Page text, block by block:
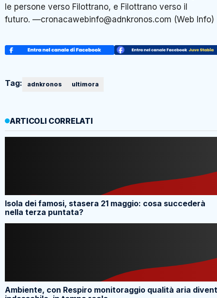
le persone verso Filottrano, e Filottrano verso il
futuro. —cronacawebinfo@adnkronos.com (Web Info)
Tag: adnkronos ultimora
ARTICOLI CORRELATI
Isola dei famosi, stasera 21 maggio: cosa succederà
nella terza puntata?
Ambiente, con Respiro monitoraggio qualità aria